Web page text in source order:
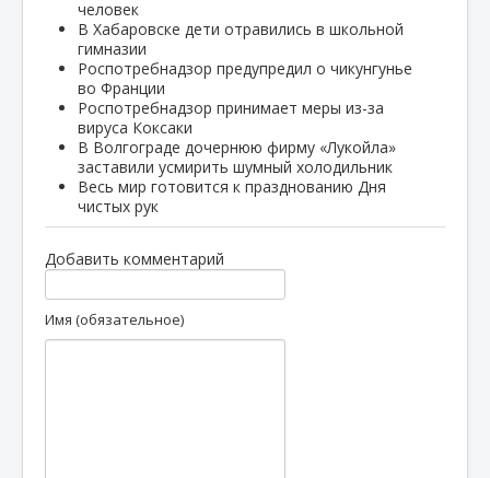
человек
В Хабаровске дети отравились в школьной
гимназии
Роспотребнадзор предупредил о чикунгунье
во Франции
Роспотребнадзор принимает меры из-за
вируса Коксаки
В Волгограде дочернюю фирму «Лукойла»
заставили усмирить шумный холодильник
Весь мир готовится к празднованию Дня
чистых рук
Добавить комментарий
Имя (обязательное)